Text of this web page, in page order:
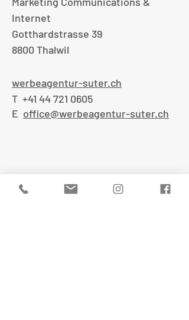
Internet
Gotthardstrasse 39
8800 Thalwil
werbeagentur-suter.ch
T +41 44 721 0605
E office@werbeagentur-suter.ch